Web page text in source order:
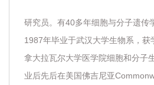
研究员。有40多年细胞与分子遗传
1987年毕业于武汉大学生物系，获
拿大拉瓦尔大学医学院细胞和分子
业后先后在美国佛吉尼亚